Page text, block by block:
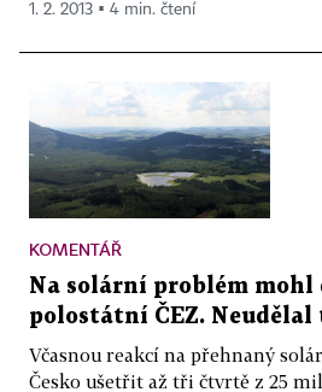
1. 2. 2013 ▪ 4 min. čtení
KOMENTÁŘ
Na solární problém
polostátní ČEZ.
Včasnou reakcí na přehnaný
Česko ušetřit až tři čtvrtě z 25